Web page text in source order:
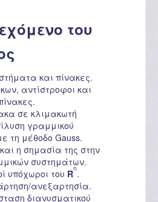
του
και πίνακες.
αντίστροφοι και
σε κλιμακωτή
γραμμικού
τη μέθοδο Gauss.
η σημασία της στην
συστημάτων.
υπόχωροι του Rn.
ανεξαρτησία.
διανυσματικού